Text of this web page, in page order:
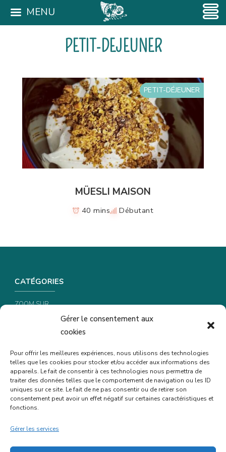
Gérer le consentement aux
cookies
Pour offrir les meilleures expériences, nous utilisons des technologies
telles que les cookies pour stocker et/ou accéder aux informations des
appareils. Le fait de consentir à ces technologies nous permettra de
traiter des données telles que le comportement de navigation ou les ID
uniques sur ce site. Le fait de ne pas consentir ou de retirer son
consentement peut avoir un effet négatif sur certaines caractéristiques et
fonctions.
Gérer les services
PETIT-DEJEUNER
PETIT-DÉJEUNER
MÜESLI MAISON
40 mins Débutant
CATÉGORIES
ZOOM SUR …
CONSEILS & ASTUCES
INFORMATIONS & CONFIDENTIALITÉ
POLITIQUE DE CONFIDENTIALITÉ
POLITIQUE DE COOKIES (UE)
MENU